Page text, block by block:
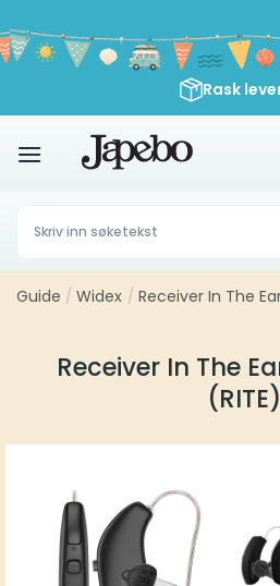
to
content
Rask
Søk
etter:
Guide / Widex / Receiver In The
Receiver In The
(RITE)